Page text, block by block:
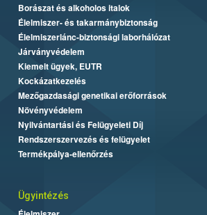
Borászat és alkoholos italok
Élelmiszer- és takarmánybiztonság
Élelmiszerlánc-biztonsági laborhálózat
Járványvédelem
Kiemelt ügyek, EUTR
Kockázatkezelés
Mezőgazdasági genetikai erőforrások
Növényvédelem
Nyilvántartási és Felügyeleti Díj
Rendszerszervezés és felügyelet
Termékpálya-ellenőrzés
Ügyintézés